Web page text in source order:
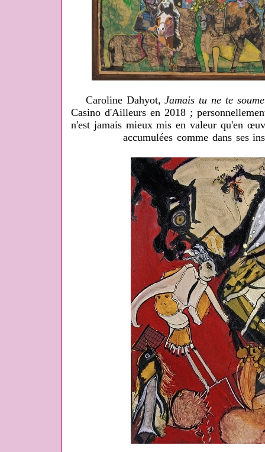
Caroline Dahyot,Jamais tu ne te
Casino d'Ailleurs en 2018 ;
n'est jamais mieux mis en valeur qu'en
accumulées comme dans ses